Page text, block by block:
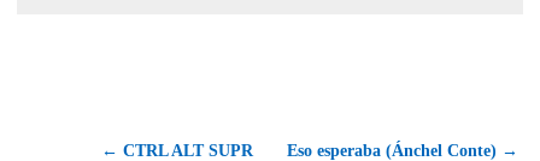
← CTRL ALT SUPR Eso esperaba (Ánchel Conte) →